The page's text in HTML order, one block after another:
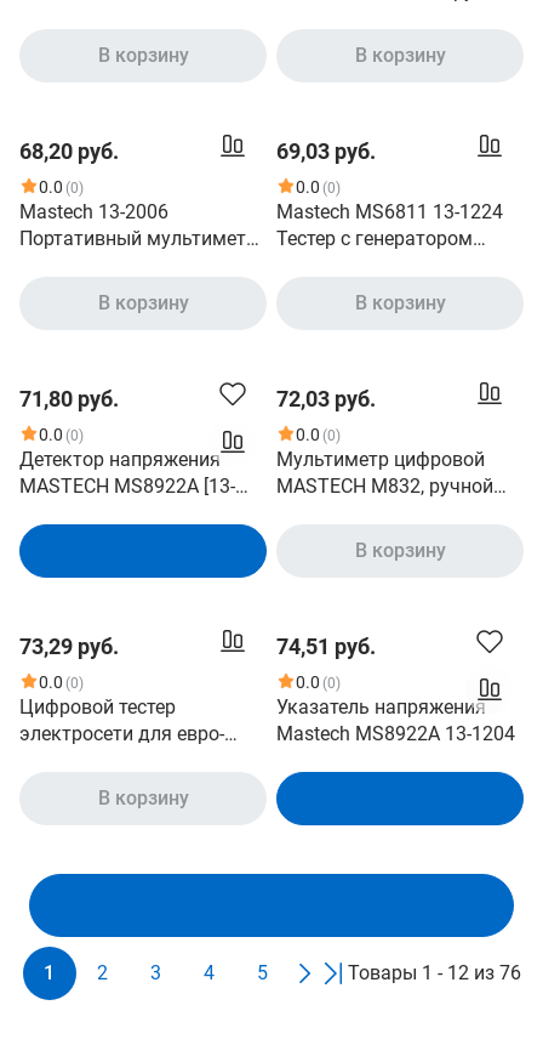
В корзину
В корзину
68,20 руб.
0.0 (0)
Mastech 13-2006
Портативный мультиметр
В корзину
69,03 руб.
0.0 (0)
Mastech MS6811 13-1224
Тестер с генератором
обрыв идентиф. в многож.
В корзину
71,80 руб.
0.0 (0)
Детектор напряжения
MASTECH MS8922A [13-
72,03 руб.
0.0 (0)
Мультиметр цифровой
MASTECH M832, ручной
В корзину
73,29 руб.
0.0 (0)
Цифровой тестер
электросети для евро-
00-00000256В корзину
74,51 руб.
0.0 (0)
Указатель напряжения
Mastech MS8922A 13-1204
1 2 3 4 5 Товары 1 - 12 из 76